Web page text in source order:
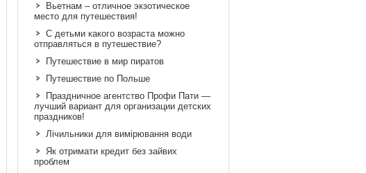
Вьетнам – отличное экзотическое
место для путешествия!
С детьми какого возраста можно
отправляться в путешествие?
Путешествие в мир пиратов
Путешествие по Польше
Праздничное агентство Профи Пати —
лучший вариант для организации детских
праздников!
Лічильники для вимірювання води
Як отримати кредит без зайвих
проблем